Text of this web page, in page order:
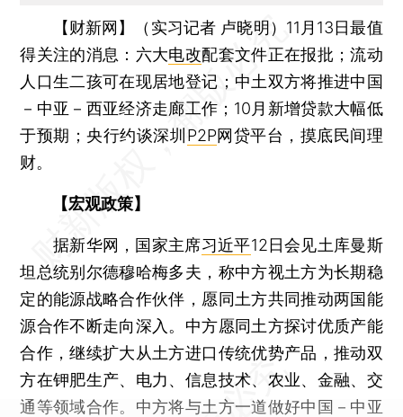
【财新网】（实习记者 卢晓明） 11月13日最值
得关注的消息：六大电改配套文件正在报批；流动
人口生二孩可在现居地登记；中土双方将推进中国
－中亚－西亚经济走廊工作；10月新增贷款大幅低
于预期；央行约谈深圳 P2P网贷平台，摸底民间理
财。
【宏观政策】
据新华网，国家主席习近平12日会见土库曼斯
坦总统别尔德穆哈梅多夫，称中方视土方为长期稳
定的能源战略合作伙伴，愿同土方共同推动两国能
源合作不断走向深入。中方愿同土方探讨优质产能
合作，继续扩大从土方进口传统优势产品，推动双
方在钾肥生产、电力、信息技术、农业、金融、交
通等领域合作。中方将与土方一道做好中国－中亚